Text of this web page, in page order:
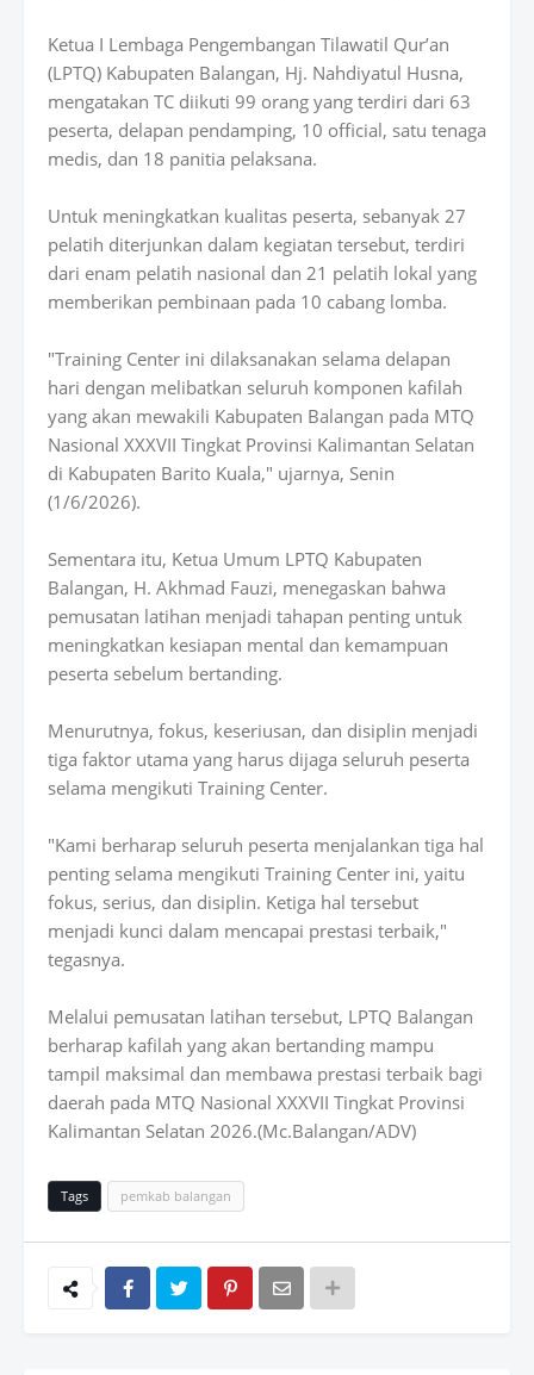
Ketua I Lembaga Pengembangan Tilawatil Qur’an
(LPTQ) Kabupaten Balangan, Hj. Nahdiyatul Husna,
mengatakan TC diikuti 99 orang yang terdiri dari 63
peserta, delapan pendamping, 10 official, satu tenaga
medis, dan 18 panitia pelaksana.
Untuk meningkatkan kualitas peserta, sebanyak 27
pelatih diterjunkan dalam kegiatan tersebut, terdiri
dari enam pelatih nasional dan 21 pelatih lokal yang
memberikan pembinaan pada 10 cabang lomba.
"Training Center ini dilaksanakan selama delapan
hari dengan melibatkan seluruh komponen kafilah
yang akan mewakili Kabupaten Balangan pada MTQ
Nasional XXXVII Tingkat Provinsi Kalimantan Selatan
di Kabupaten Barito Kuala," ujarnya, Senin
(1/6/2026).
Sementara itu, Ketua Umum LPTQ Kabupaten
Balangan, H. Akhmad Fauzi, menegaskan bahwa
pemusatan latihan menjadi tahapan penting untuk
meningkatkan kesiapan mental dan kemampuan
peserta sebelum bertanding.
Menurutnya, fokus, keseriusan, dan disiplin menjadi
tiga faktor utama yang harus dijaga seluruh peserta
selama mengikuti Training Center.
"Kami berharap seluruh peserta menjalankan tiga hal
penting selama mengikuti Training Center ini, yaitu
fokus, serius, dan disiplin. Ketiga hal tersebut
menjadi kunci dalam mencapai prestasi terbaik,"
tegasnya.
Melalui pemusatan latihan tersebut, LPTQ Balangan
berharap kafilah yang akan bertanding mampu
tampil maksimal dan membawa prestasi terbaik bagi
daerah pada MTQ Nasional XXXVII Tingkat Provinsi
Kalimantan Selatan 2026.(Mc.Balangan/ADV)
Tags pemkab balangan